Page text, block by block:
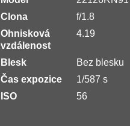
Clona
f/1.8
Ohnisková
vzdálenost
4.19
Blesk
Bez blesku
Čas expozice
1/587 s
ISO
56